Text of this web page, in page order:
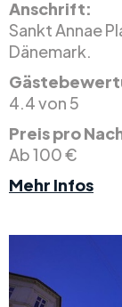
Anschrift:
Sankt Annae
Dänemark.
4.4 von 5
Preis pro
Ab 100 €
Mehr Infos